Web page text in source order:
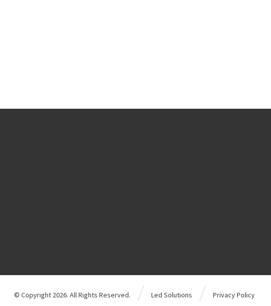
Privacy Policy
Led Solutions
© Copyright 2026. All Rights Reserved.